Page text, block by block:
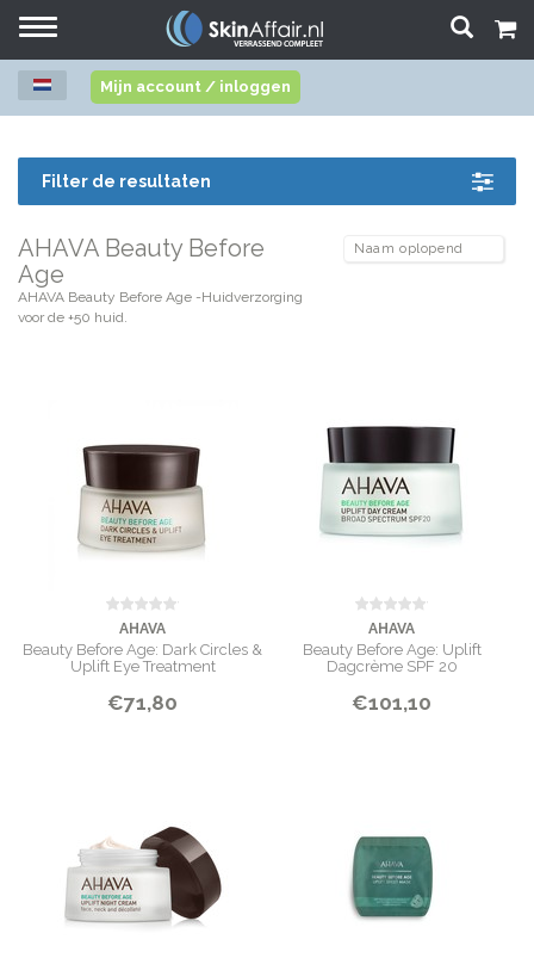
Toggle
Mijn account / inloggen
Filter de resultaten
AHAVA Beauty Before
Age
AHAVA Beauty Before Age -Huidverzorging
voor de +50 huid.
AHAVA
Beauty Before Age: Dark Circles &
Uplift Eye Treatment
€71,80
AHAVA
Beauty Before Age: Uplift
Dagcrème SPF 20
€101,10